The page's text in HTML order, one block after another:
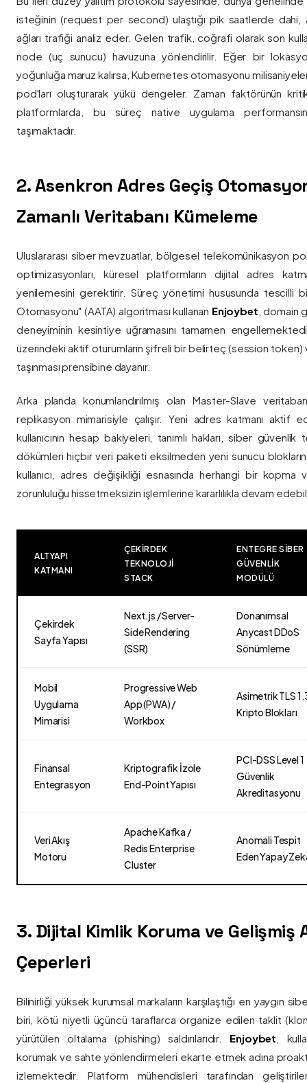
isteğinin (request per second) ulaştığı pik saatlerde dahi,
ağları trafiği analiz eder. Gelen trafik, coğrafi olarak son
node (uç sunucu) havuzuna yönlendirilir. Eğer bir
yoğunluğa maruz kalırsa, Kubernetes otomasyonu
pod'ları oluşturarak yükü dengeler. Zaman faktörünün
platformlarda, bu süreç native uygulama
taşımaktadır.
2. Asenkron Adres Geçiş
Zamanlı Veritabanı Kümeleme
Uluslararası siber mevzuatlar, bölgesel telekomünikasyon
optimizasyonları, küresel platformların dijital adres
yenilemesini gerektirir. Süreç yönetimi hususunda tescilli
Otomasyonu" (AATA) algoritması kullanan Enjoybet , domain
deneyiminin kesintiye uğramasını tamamen
üzerindeki aktif oturumların şifreli bir belirteç (session token)
taşınması prensibine dayanır.
Arka planda konumlandırılmış olan Master-Slave
replikasyon mimarisiyle çalışır. Yeni adres katmanı aktif
kullanıcının hesap bakiyeleri, tanımlı hakları, siber
dökümleri hiçbir veri paketi eksilmeden yeni sunucu
kullanıcı, adres değişikliği esnasında herhangi bir
zorunluluğu hissetmeksizin işlemlerine kararlılıkla devam
ALTYAPI
KATMANI
ÇEKIRDEK
TEKNOLOJI
STACK
ENTEGRE SIBER
GÜVENLIK
MODÜLÜ
Çekirdek
Sayfa Yapısı
Next.js / Server-
Side Rendering
(SSR)
Donanımsal
Anycast DDoS
Sönümleme
Mobil
Uygulama
Mimarisi
Progressive Web
App (PWA) /
Workbox
Asimetrik TLS
Kripto Blokları
Finansal
Entegrasyon
Kriptografik İzole
End-Point Yapısı
PCI-DSS Level 1
Güvenlik
Akreditasyonu
Veri Akış
Motoru
Apache Kafka /
Redis Enterprise
Cluster
Anomali Tespit
Eden Yapay
3. Dijital Kimlik Koruma ve Gelişmiş
Çeperleri
Bilinirliği yüksek kurumsal markaların karşılaştığı en yaygın
biri, kötü niyetli üçüncü taraflarca organize edilen taklit
yürütülen oltalama (phishing) saldırılarıdır. Enjoybet ,
korumak ve sahte yönlendirmeleri ekarte etmek adına
izlemektedir. Platform mühendisleri tarafından